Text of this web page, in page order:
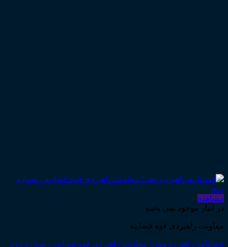
مشاهده
در انبار موجود نمی باشد
معاونت راهبردی قوه قضاییه
فصلنامه راهبردپژوهی؛ معاونت راهبردی قوه قضاییه ـ شماره دوم